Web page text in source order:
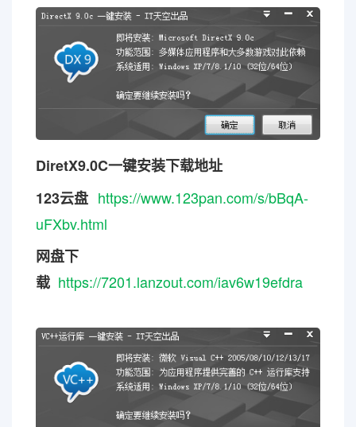
DiretX9.0C一键安装下载地址
123云盘 https://www.123pan.com/s/bBqA-
uFXbv.html
网盘下
载 https://7201.lanzout.com/iav6w19efdra